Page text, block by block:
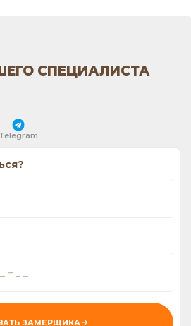
СПЕЦИАЛИСТА
Telegram
ЗАМЕРЩИКА